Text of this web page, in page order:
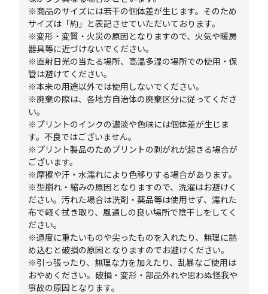
※商品のサイズには若干の個体差が生じます。そのため
サイズは「約」と表記させていただいております。
※変形・変質・火災の原因となりますので、火気や暖房
器具等に近づけないでください。
※直射日光の当たる場所、高温多湿の場所での使用・保
管は避けてください。
※本来の用途以外では使用しないでください。
※廃棄の際は、各地方自治体の廃棄区分に従ってくださ
い。
※プリントのインクの濃淡や色味には個体差が生じま
す。不良ではございません。
※プリント製品のためプリントの剥がれが起きる場合が
ございます。
※摩擦や汗・水濡れにより色移りする場合があります。
※型崩れ・縮みの原因となりますので、洗濯はお避けく
ださい。汚れた場合は洗剤・薬品等は使用せず、濡れた
布で軽く拭き取り、風通しの良い場所で陰干しをしてく
ださい。
※過度に重たいものや尖ったものを入れたり、無理に詰
め込むと破損の原因となりますのでお避けください。
※引っ張ったり、無理な力を加えたり、乱暴なご使用は
おやめください。破損・変形・部品外れや思わぬ怪我や
事故の原因となります。